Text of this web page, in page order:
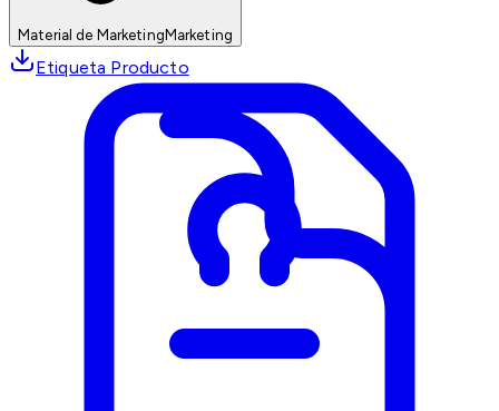
Material de MarketingMarketing
Etiqueta Producto